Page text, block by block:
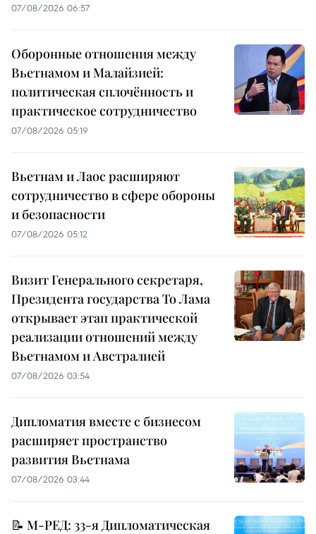
07/08/2026 06:57
Оборонные отношения между
Вьетнамом и Малайзией:
политическая сплочённость и
практическое сотрудничество
07/08/2026 05:19
Вьетнам и Лаос расширяют
сотрудничество в сфере обороны
и безопасности
07/08/2026 05:12
Визит Генерального секретаря,
Президента государства То Лама
открывает этап практической
реализации отношений между
Вьетнамом и Австралией
07/08/2026 03:54
Дипломатия вместе с бизнесом
расширяет пространство
развития Вьетнама
07/08/2026 03:44
📝 М-РЕД: 33-я Дипломатическая